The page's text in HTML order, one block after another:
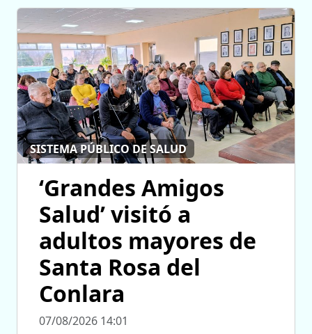
SISTEMA PÚBLICO DE SALUD
‘Grandes Amigos
Salud’ visitó a
adultos mayores de
Santa Rosa del
Conlara
07/08/2026 14:01